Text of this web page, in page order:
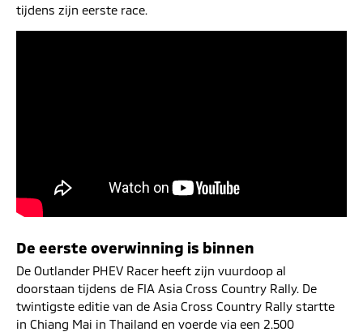
tijdens zijn eerste race.
De eerste overwinning is binnen
De Outlander PHEV Racer heeft zijn vuurdoop al
doorstaan tijdens de FIA Asia Cross Country Rally. De
twintigste editie van de Asia Cross Country Rally startte
in Chiang Mai in Thailand en voerde via een 2.500